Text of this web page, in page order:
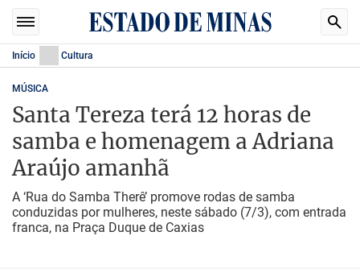
Início Cultura
MÚSICA
Santa Tereza terá 12 horas de
samba e homenagem a Adriana
Araújo amanhã
A ‘Rua do Samba Therê’ promove rodas de samba
conduzidas por mulheres, neste sábado (7/3), com entrada
franca, na Praça Duque de Caxias